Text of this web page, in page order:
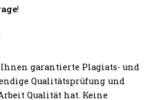
!
garantierte Plagiats- und
Qualitätsprüfung und
Qualität hat. Keine